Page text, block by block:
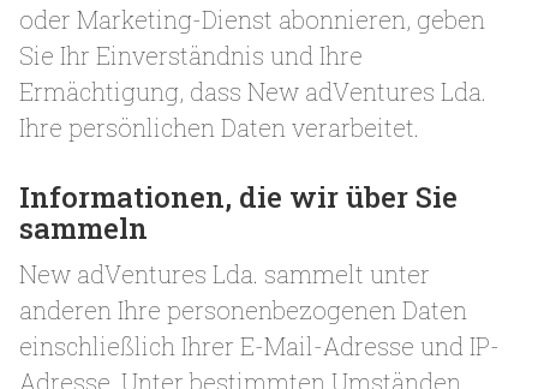
oder Marketing-Dienst abonnieren, geben
Sie Ihr Einverständnis und Ihre
Ermächtigung, dass New adVentures Lda.
Ihre persönlichen Daten verarbeitet.
Informationen, die wir über Sie
sammeln
New adVentures Lda. sammelt unter
anderen Ihre personenbezogenen Daten
einschließlich Ihrer E-Mail-Adresse und IP-
Adresse. Unter bestimmten Umständen